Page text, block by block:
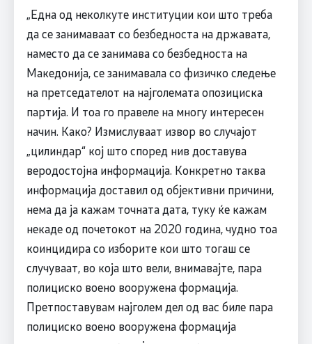
„Една од неколкуте институции кои што треба
да се занимаваат со безбедноста на државата,
наместо да се занимава со безбедноста на
Македонија, се занимавала со физичко следење
на претседателот на најголемата опозициска
партија. И тоа го правеле на многу интересен
начин. Како? Измислуваат извор во случајот
„цилиндар“ кој што според нив доставува
веродостојна информација. Конкретно таква
информација доставил од објективни причини,
нема да ја кажам точната дата, туку ќе кажам
некаде од почетокот на 2020 година, чудно тоа
коинцидира со изборите кои што тогаш се
случуваат, во која што вели, внимавајте, пара
полициско воено вооружена формација.
Претпоставувам најголем дел од вас биле пара
полициско воено вооружена формација